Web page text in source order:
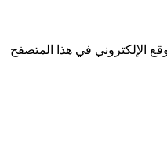
الإلكتروني في هذا المتصفح